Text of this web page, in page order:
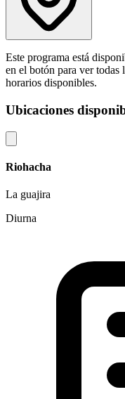
Este programa está
en el botón para ver todas
horarios disponibles.
Ubicaciones
Riohacha
La guajira
Diurna